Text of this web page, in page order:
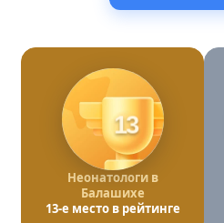
13
Неонатологи в
Балашихе
13-е место в рейтинге